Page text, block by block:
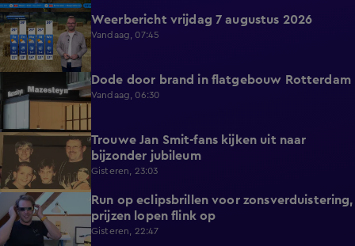
2:26 Weerbericht vrijdag 7 augustus 2026
Vandaag, 07:45
Dode door brand in flatgebouw Rotterdam
Vandaag, 06:30
1:59
Trouwe Jan Smit-fans kijken uit naar
bijzonder jubileum
Gisteren, 23:03
2:06
Run op eclipsbrillen voor zonsverduistering,
prijzen lopen flink op
Gisteren, 22:47